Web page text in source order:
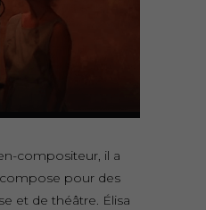
compositeur, il a
pour des
et de théâtre. Élisa